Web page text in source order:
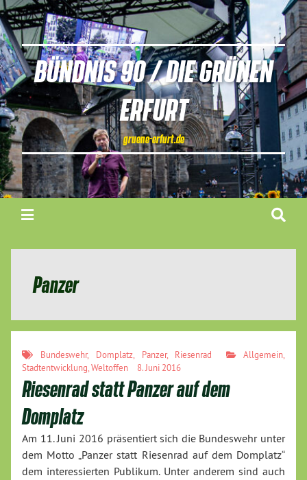
BÜNDNIS 90 / DIE GRÜNEN
ERFURT
gruene-erfurt.de
Panzer
Bundeswehr, Domplatz, Panzer, Riesenrad Allgemein,
Stadtentwicklung,Weltoffen 8. Juni 2016
Riesenrad statt Panzer auf dem
Domplatz
Am 11. Juni 2016 präsentiert sich die Bundeswehr unter
dem Motto „Panzer statt Riesenrad auf dem Domplatz“
dem interessierten Publikum. Unter anderem sind auch